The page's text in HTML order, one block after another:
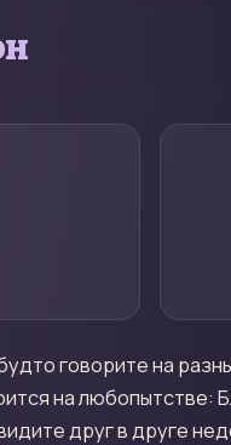
говорите на
на любопытстве:
друг в друге